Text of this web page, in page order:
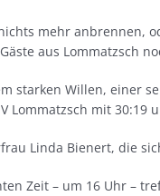
mehr anbrennen,
aus Lommatzsch
starken Willen, einer
Lommatzsch mit
Linda Bienert, die
Zeit – um 16 Uhr –